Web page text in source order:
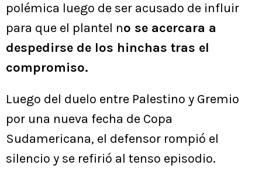
polémica luego de ser acusado de influir
para que el plantel no se acercara a
despedirse de los hinchas tras el
compromiso.
Luego del duelo entre Palestino y Gremio
por una nueva fecha de Copa
Sudamericana, el defensor rompió el
silencio y se refirió al tenso episodio.